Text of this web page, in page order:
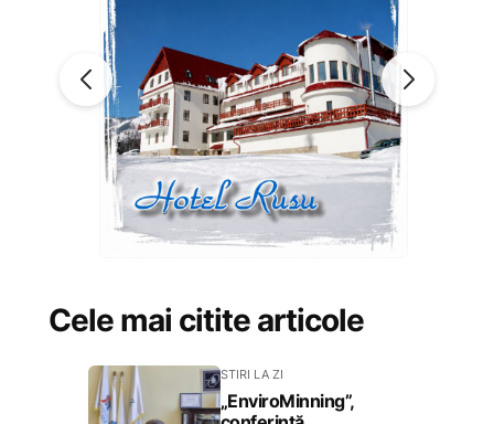
Cele mai citite articole
STIRI LA ZI
„EnviroMinning”,